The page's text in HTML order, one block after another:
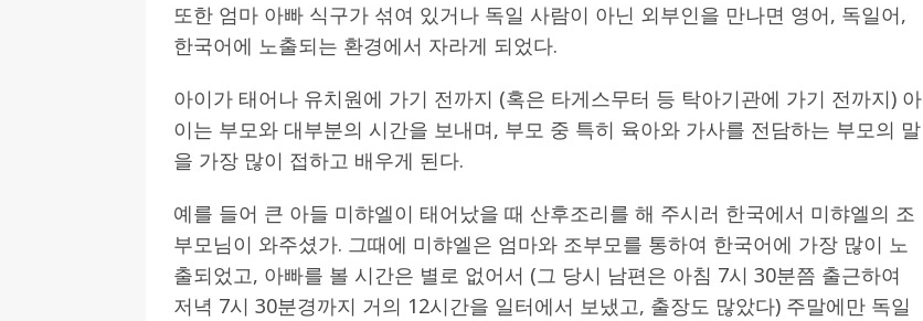
또한 엄마 아빠 식구가 섞여 있거나 독일 사람이 아닌 외부인을 만나면 영어, 독일어,
한국어에 노출되는 환경에서 자라게 되었다.
아이가 태어나 유치원에 가기 전까지 (혹은 타게스무터 등 탁아기관에 가기 전까지) 아
이는 부모와 대부분의 시간을 보내며, 부모 중 특히 육아와 가사를 전담하는 부모의 말
을 가장 많이 접하고 배우게 된다.
예를 들어 큰 아들 미햐엘이 태어났을 때 산후조리를 해 주시러 한국에서 미햐엘의 조
부모님이 와주셨가. 그때에 미햐엘은 엄마와 조부모를 통하여 한국어에 가장 많이 노
출되었고, 아빠를 볼 시간은 별로 없어서 (그 당시 남편은 아침 7시 30분쯤 출근하여
저녁 7시 30분경까지 거의 12시간을 일터에서 보냈고, 출장도 많았다) 주말에만 독일